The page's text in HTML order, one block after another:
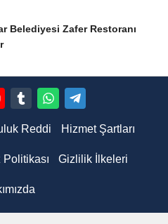
Belediyesi Zafer Restoranı
Reddi Hizmet Şartları
Gizlilik İlkeleri